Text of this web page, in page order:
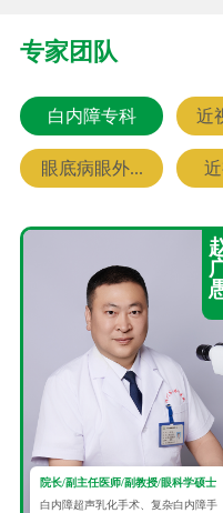
专家团队
白内障专科
眼底病眼外...
院长/副主任医师/副教授/眼科学硕士
白内障超声乳化手术、复杂白内障手